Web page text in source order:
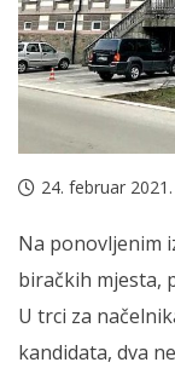
24. februar 2021.
Na ponovljenim
biračkih mjesta,
U trci za
kandidata, dva